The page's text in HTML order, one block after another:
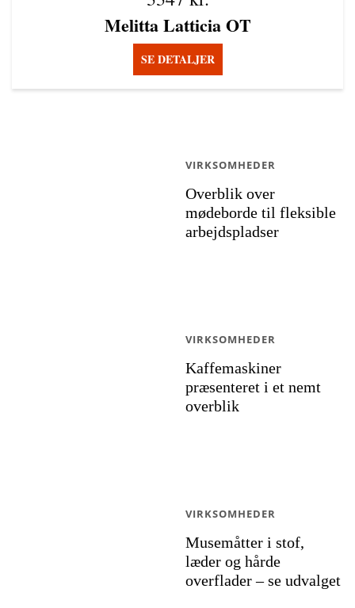
Melitta Latticia OT
SE DETALJER
Overblik over
mødeborde til fleksible
arbejdspladser
VIRKSOMHEDER
Kaffemaskiner
præsenteret i et nemt
overblik
VIRKSOMHEDER
Musemåtter i stof,
læder og hårde
overflader – se udvalget
VIRKSOMHEDER